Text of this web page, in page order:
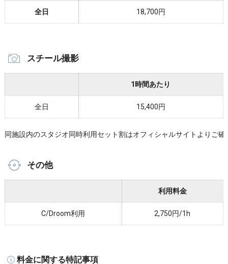
全日 18,700円
スチール撮影
1時間あたり
全日 15,400円
同施設内のスタジオ同時利用セット割はオフィシャルサイトよりご確
その他
利用料金
C/Droom利用 2,750円/1h
料金に関する特記事項